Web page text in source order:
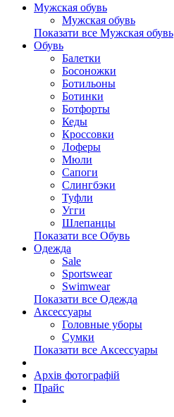
Мужская обувь
Мужская обувь
Показати все Мужская обувь
Обувь
Балетки
Босоножки
Ботильоны
Ботинки
Ботфорты
Кеды
Кроссовки
Лоферы
Мюли
Сапоги
Слингбэки
Туфли
Угги
Шлепанцы
Показати все Обувь
Одежда
Sale
Sportswear
Swimwear
Показати все Одежда
Аксессуары
Головные уборы
Сумки
Показати все Аксессуары
Архів фотографій
Прайс